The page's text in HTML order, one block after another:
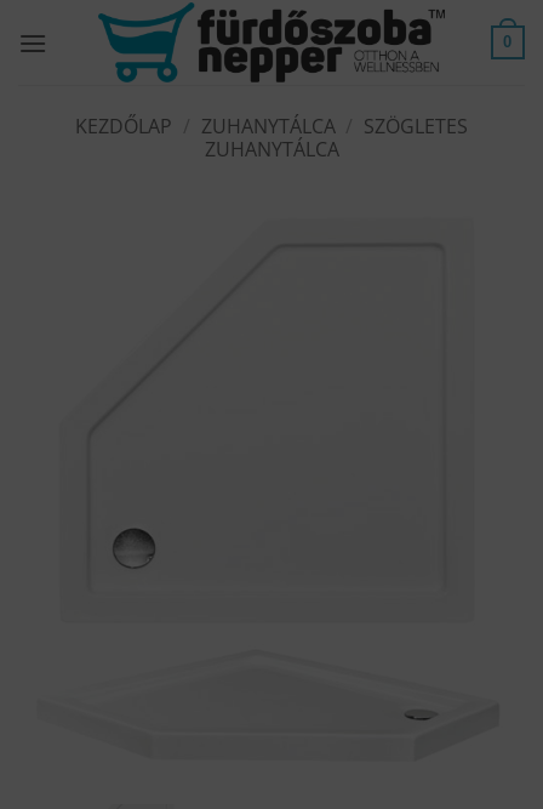
0
KEZDŐLAP ZUHANYTÁLCA
SZÖGLETES
ZUHANYTÁLCA